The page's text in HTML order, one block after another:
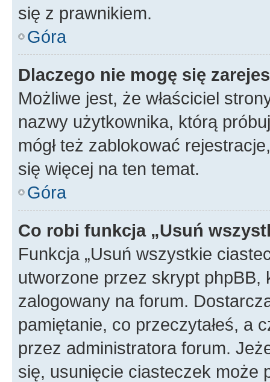
się z prawnikiem.
Góra
Dlaczego nie mogę się
Możliwe jest, że właściciel
nazwy użytkownika, którą
mógł też zablokować
się więcej na ten temat.
Góra
Co robi funkcja „Usuń
Funkcja „Usuń wszystkie
utworzone przez skrypt
zalogowany na forum.
pamiętanie, co przeczytałeś, a
przez administratora forum.
się, usunięcie ciasteczek może